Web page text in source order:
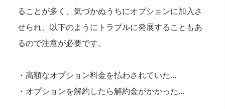
ることが多く、気づかぬうちにオプションに加入さ
せられ、以下のようにトラブルに発展することもあ
るので注意が必要です。
・高額なオプション料金を払わされていた…
・オプションを解約したら解約金がかかった…